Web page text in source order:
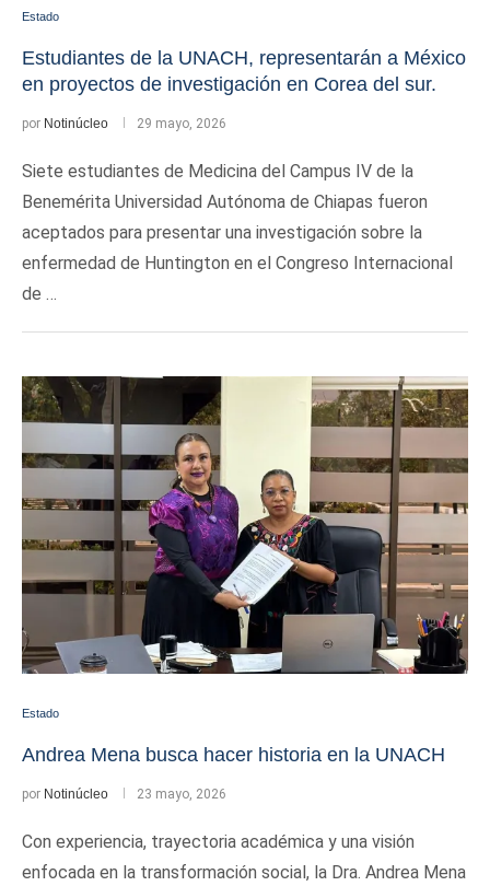
Estado
Estudiantes de la UNACH, representarán a México
en proyectos de investigación en Corea del sur.
por Notinúcleo 29 mayo, 2026
Siete estudiantes de Medicina del Campus IV de la
Benemérita Universidad Autónoma de Chiapas fueron
aceptados para presentar una investigación sobre la
enfermedad de Huntington en el Congreso Internacional
de …
Estado
Andrea Mena busca hacer historia en la UNACH
por Notinúcleo 23 mayo, 2026
Con experiencia, trayectoria académica y una visión
enfocada en la transformación social, la Dra. Andrea Mena